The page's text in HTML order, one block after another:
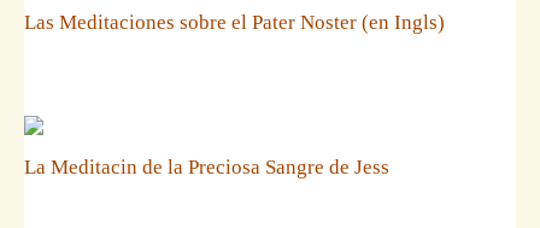
Las Meditaciones sobre el Pater Noster (en Ingls)
La Meditacin de la Preciosa Sangre de Jess